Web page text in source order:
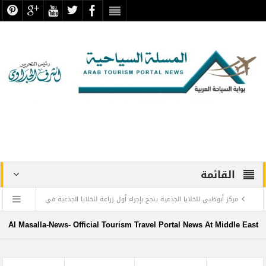
القائمة
مركز أبوظبي للخلايا الجذعية ينجح بإجراء أول زراعة للخلايا الجذعية في
المنطقة لمريضة تعاني من التصلب اللويحي
Al Masalla-News- Official Tourism Travel Portal News At Middle East